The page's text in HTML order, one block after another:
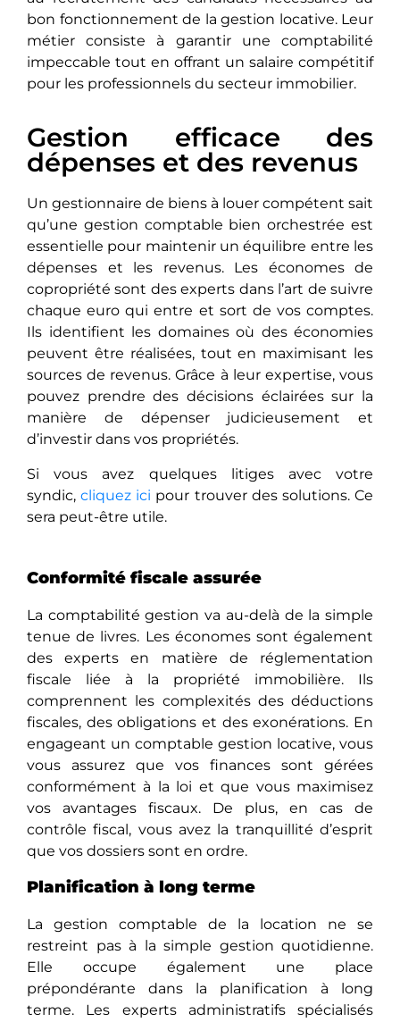
bon fonctionnement de la gestion locative. Leur
métier consiste à garantir une comptabilité
impeccable tout en offrant un salaire compétitif
pour les professionnels du secteur immobilier.
Gestion efficace des
dépenses et des revenus
Un gestionnaire de biens à louer compétent sait
qu’une gestion comptable bien orchestrée est
essentielle pour maintenir un équilibre entre les
dépenses et les revenus. Les économes de
copropriété sont des experts dans l’art de suivre
chaque euro qui entre et sort de vos comptes.
Ils identifient les domaines où des économies
pеuvеnt êtrе réalisées, tout en maximisant les
sources de revenus. Grâce à leur expertise, vous
pouvez prendre des décisions éclairées sur la
manière de dépenser judicieusement et
d’investir dans vos propriétés.
Si vous avez quelques litiges avec votre
syndic,cliquez ici pour trouver des solutions. Ce
sera peut-être utile.
Conformité fiscale assurée
La comptabilité gestion va au-delà de la simple
tenue de livres. Les économes sont également
des experts en matière de réglementation
fiscale liée à la propriété immobilière. Ils
comprennent les complexités des déductions
fiscales, des obligations et des exonérations. En
еngagеant un comptable gestion locative, vous
vous assurez que vos finances sont gérées
conformément à la loi еt quе vous maximisez
vos avantages fiscaux. De plus, en cas de
contrôle fiscal, vous avez la tranquillité d’esprit
que vos dossiers sont en ordre.
Planification à long terme
La gestion comptable de la location ne se
restreint pas à la simple gestion quotidienne.
Elle occupe également une place
prépondérante dans la planification à long
terme. Les experts administratifs spécialisés